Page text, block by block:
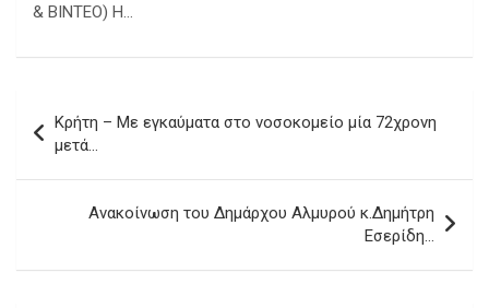
& ΒΙΝΤΕΟ) Η…
navigation
Κρήτη – Με εγκαύματα στο νοσοκομείο μία 72χρονη
μετά…
Ανακοίνωση του Δημάρχου Αλμυρού κ.Δημήτρη
Εσερίδη…